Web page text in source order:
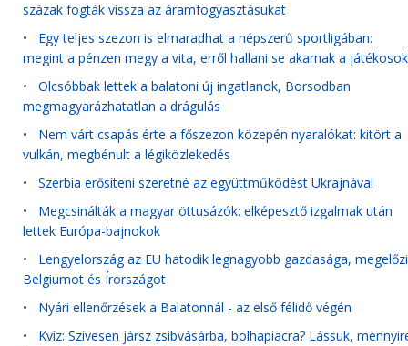
százak fogták vissza az áramfogyasztásukat
• Egy teljes szezon is elmaradhat a népszerű sportligában:
megint a pénzen megy a vita, erről hallani se akarnak a játékosok
• Olcsóbbak lettek a balatoni új ingatlanok, Borsodban
megmagyarázhatatlan a drágulás
• Nem várt csapás érte a főszezon közepén nyaralókat: kitört a
vulkán, megbénult a légiközlekedés
• Szerbia erősíteni szeretné az együttműködést Ukrajnával
• Megcsinálták a magyar öttusázók: elképesztő izgalmak után
lettek Európa-bajnokok
• Lengyelország az EU hatodik legnagyobb gazdasága, megelőzi
Belgiumot és Írországot
• Nyári ellenőrzések a Balatonnál - az első félidő végén
• Kvíz: Szívesen jársz zsibvásárba, bolhapiacra? Lássuk,